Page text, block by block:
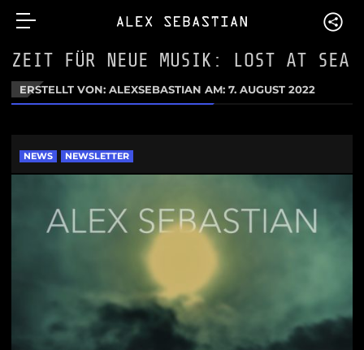
ZEIT FÜR NEUE MUSIK: LOST AT SEA
ERSTELLT VON: ALEXSEBASTIAN AM:7. AUGUST 2022
NEWS NEWSLETTER